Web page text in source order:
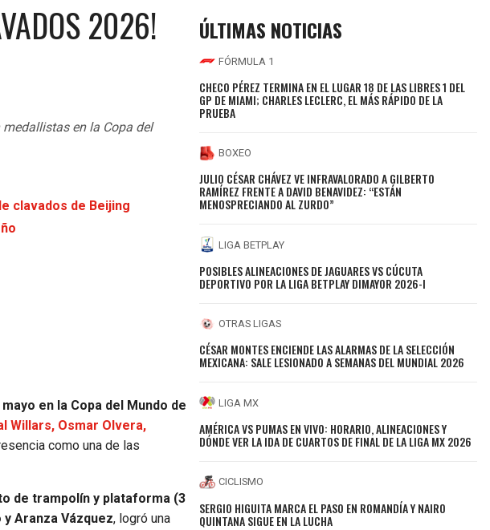
2026!
en la Copa del
clavados de Beijing
en la Copa del Mundo de
Willars, Osmar Olvera,
como una de las
de trampolín y plataforma (3
Aranza Vázquez, logró una
ÚLTIMAS NOTICIAS
FÓRMULA 1
CHECO PÉREZ TERMINA EN EL LUGAR 18 DE LAS LIBRES 1 DEL
GP DE MIAMI; CHARLES LECLERC, EL MÁS RÁPIDO DE LA
PRUEBA
BOXEO
JULIO CÉSAR CHÁVEZ VE INFRAVALORADO A GILBERTO
RAMÍREZ FRENTE A DAVID BENAVIDEZ: “ESTÁN
MENOSPRECIANDO AL ZURDO”
LIGA BETPLAY
POSIBLES ALINEACIONES DE JAGUARES VS CÚCUTA
DEPORTIVO POR LA LIGA BETPLAY DIMAYOR 2026-I
OTRAS LIGAS
CÉSAR MONTES ENCIENDE LAS ALARMAS DE LA SELECCIÓN
MEXICANA: SALE LESIONADO A SEMANAS DEL MUNDIAL 2026
LIGA MX
AMÉRICA VS PUMAS EN VIVO: HORARIO, ALINEACIONES Y
DÓNDE VER LA IDA DE CUARTOS DE FINAL DE LA LIGA MX 2026
CICLISMO
SERGIO HIGUITA MARCA EL PASO EN ROMANDÍA Y NAIRO
QUINTANA SIGUE EN LA LUCHA